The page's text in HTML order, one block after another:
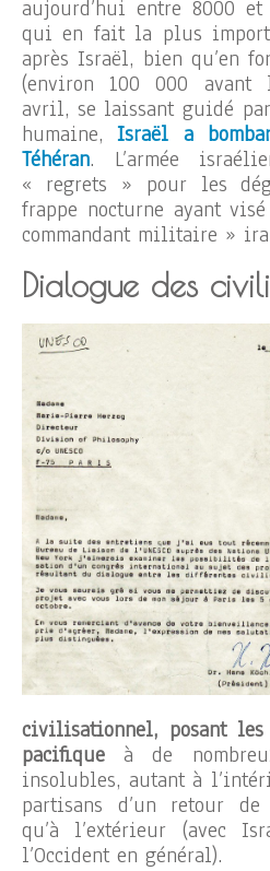
aujourd’hui entre 8000 et
qui en fait la plus
après Israël, bien qu’en
(environ 100 000 avant
avril, se laissant guidé
humaine,Israël a
Téhéran. L’armée
« regrets » pour les
frappe nocturne ayant
commandant militaire »
Dialogue des
civilisationnel, posant les
pacifique à de
insolubles, autant à
partisans d’un retour
qu’à l’extérieur (avec
l’Occident en général).